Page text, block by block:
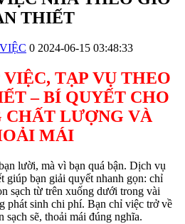
THIẾT
0 2024-06-15 03:48:33
TẠP VỤ THEO
– BÍ QUYẾT CHO
CHẤT LƯỢNG VÀ
MÁI
lười, mà vì bạn quá bận. Dịch vụ
giúp bạn giải quyết nhanh gọn: chỉ
sạch từ trên xuống dưới trong vài
phát sinh chi phí. Bạn chỉ việc trở về
sẽ, thoải mái đúng nghĩa.